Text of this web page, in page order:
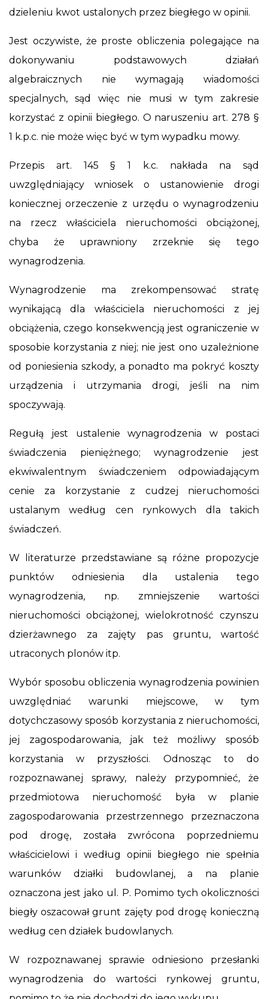
dzieleniu kwot ustalonych przez biegłego w opinii.
Jest oczywiste, że proste obliczenia polegające na
dokonywaniu podstawowych działań
algebraicznych nie wymagają wiadomości
specjalnych, sąd więc nie musi w tym zakresie
korzystać z opinii biegłego. O naruszeniu art. 278 §
1 k.p.c. nie może więc być w tym wypadku mowy.
Przepis art. 145 § 1 k.c. nakłada na sąd
uwzględniający wniosek o ustanowienie drogi
koniecznej orzeczenie z urzędu o wynagrodzeniu
na rzecz właściciela nieruchomości obciążonej,
chyba że uprawniony zrzeknie się tego
wynagrodzenia.
Wynagrodzenie ma zrekompensować stratę
wynikającą dla właściciela nieruchomości z jej
obciążenia, czego konsekwencją jest ograniczenie w
sposobie korzystania z niej; nie jest ono uzależnione
od poniesienia szkody, a ponadto ma pokryć koszty
urządzenia i utrzymania drogi, jeśli na nim
spoczywają.
Regułą jest ustalenie wynagrodzenia w postaci
świadczenia pieniężnego; wynagrodzenie jest
ekwiwalentnym świadczeniem odpowiadającym
cenie za korzystanie z cudzej nieruchomości
ustalanym według cen rynkowych dla takich
świadczeń.
W literaturze przedstawiane są różne propozycje
punktów odniesienia dla ustalenia tego
wynagrodzenia, np. zmniejszenie wartości
nieruchomości obciążonej, wielokrotność czynszu
dzierżawnego za zajęty pas gruntu, wartość
utraconych plonów itp.
Wybór sposobu obliczenia wynagrodzenia powinien
uwzględniać warunki miejscowe, w tym
dotychczasowy sposób korzystania z nieruchomości,
jej zagospodarowania, jak też możliwy sposób
korzystania w przyszłości. Odnosząc to do
rozpoznawanej sprawy, należy przypomnieć, że
przedmiotowa nieruchomość była w planie
zagospodarowania przestrzennego przeznaczona
pod drogę, została zwrócona poprzedniemu
właścicielowi i według opinii biegłego nie spełnia
warunków działki budowlanej, a na planie
oznaczona jest jako ul. P. Pomimo tych okoliczności
biegły oszacował grunt zajęty pod drogę konieczną
według cen działek budowlanych.
W rozpoznawanej sprawie odniesiono przesłanki
wynagrodzenia do wartości rynkowej gruntu,